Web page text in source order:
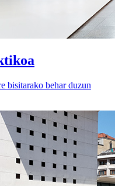
bisitarako behar duzun